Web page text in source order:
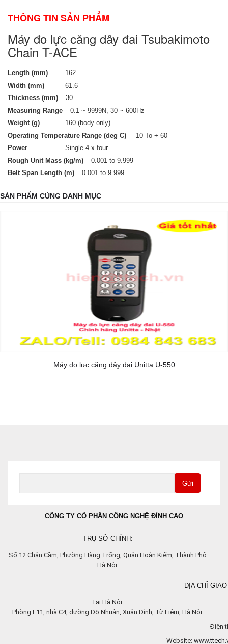
THÔNG TIN SẢN PHẨM
Máy đo lực căng dây đai Tsubakimoto
Chain T-ACE
Length (mm)
162
Width (mm)
61.6
Thickness (mm)
30
Measuring Range
0.1 ~ 9999N, 30 ~ 600Hz
Weight (g)
160 (body only)
Operating Temperature Range (deg C)
-10 To + 60
Power
Single 4 x four
Rough Unit Mass (kg/m)
0.001 to 9.999
Belt Span Length (m)
0.001 to 9.999
SẢN PHẨM CÙNG DANH MỤC
Máy đo lực căng dây đai Unitta U-550
Gửi
CÔNG TY CỔ PHẦN CÔNG NGHỆ ĐỈNH CAO
TRỤ SỞ CHÍNH:
Số 12 Chân Cầm, Phường Hàng Trống, Quận Hoàn Kiếm, Thành Phố
Hà Nội.
ĐỊA CHỈ
Tại Hà Nội:
Phòng E11, nhà C4, đường Đỗ Nhuận, Xuân Đỉnh, Từ Liêm, Hà Nội.
Điện
Website: